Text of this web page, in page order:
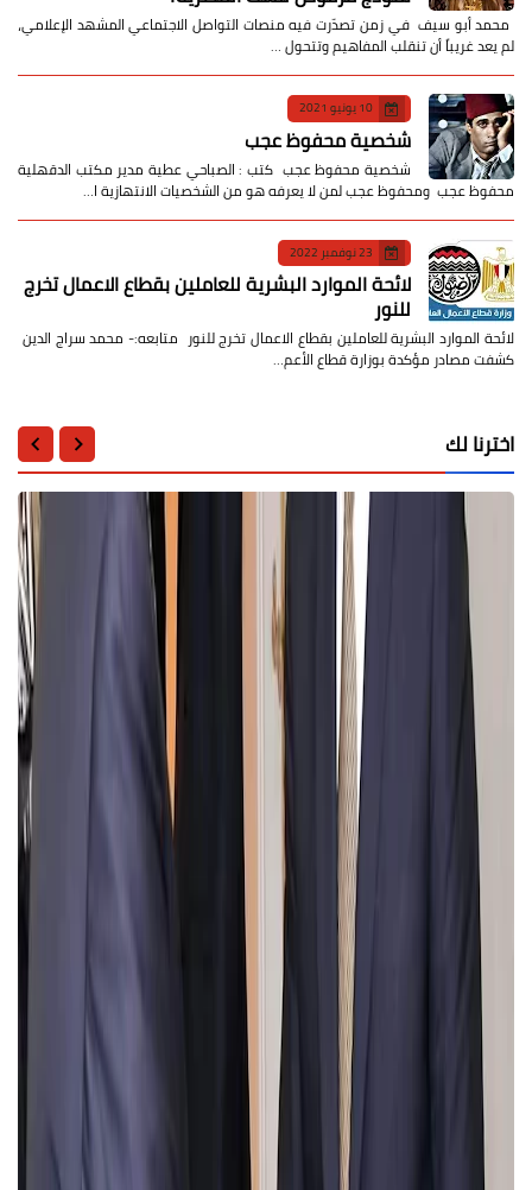
​ محمد أبو سيف ​في زمن تصدّرت فيه منصات التواصل الاجتماعي المشهد الإعلامي،
لم يعد غريباً أن تنقلب المفاهيم وتتحول …
10 يونيو 2021
شخصية محفوظ عجب
شخصية محفوظ عجب كتب : الصباحي عطية مدير مكتب الدقهلية
محفوظ عجب ومحفوظ عجب لمن لا يعرفه هو من الشخصيات الانتهازية ا…
23 نوفمبر 2022
لائحة الموارد البشرية للعاملين بقطاع الاعمال تخرج
للنور
لائحة الموارد البشرية للعاملين بقطاع الاعمال تخرج للنور متابعه:- محمد سراج الدين
كشفت مصادر مؤكدة بوزارة قطاع الأعم…
اخترنا لك